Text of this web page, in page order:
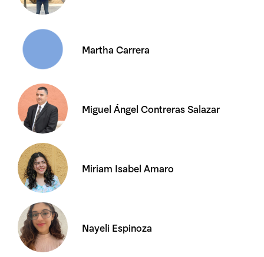
Martha Carrera
Miguel Ángel Contreras Salazar
Miriam Isabel Amaro
Nayeli Espinoza